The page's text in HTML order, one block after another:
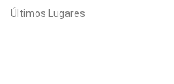
Últimos Lugares